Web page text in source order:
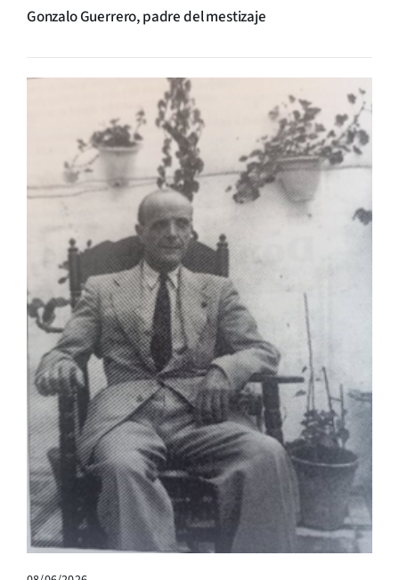
Gonzalo Guerrero, padre del mestizaje